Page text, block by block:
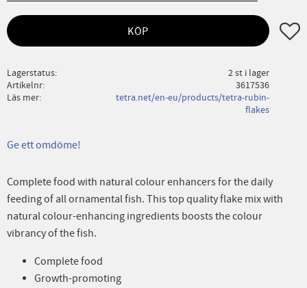
KÖP Lägg
Lagerstatus
2 st i lager
Artikelnr
3617536
Läs mer
tetra.net/en-eu/products/tetra-rubin-
flakes
Ge ett omdöme!
Complete food with natural colour enhancers for the daily
feeding of all ornamental fish. This top quality flake mix with
natural colour-enhancing ingredients boosts the colour
vibrancy of the fish.
Complete food
Growth-promoting